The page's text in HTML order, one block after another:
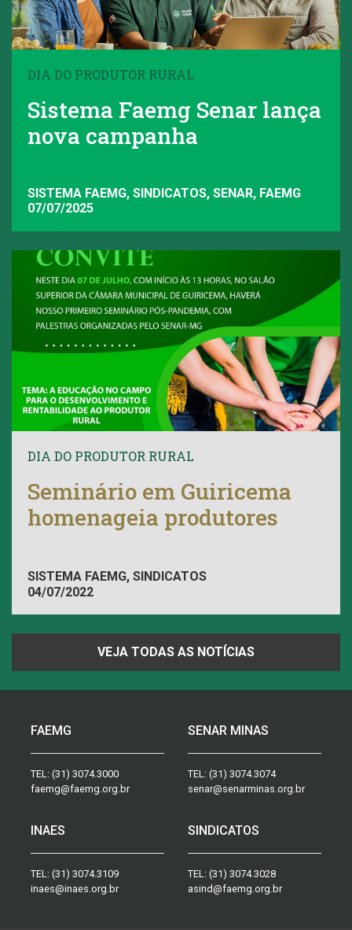
DIA DO PRODUTOR RURAL
Sistema Faemg Senar lança
nova campanha
SISTEMA FAEMG, SINDICATOS, SENAR, FAEMG
07/07/2025
DIA DO PRODUTOR RURAL
Seminário em Guiricema
homenageia produtores
SISTEMA FAEMG, SINDICATOS
04/07/2022
VEJA TODAS AS NOTÍCIAS
FAEMG
TEL: (31) 3074.3000
faemg@faemg.org.br
SENAR MINAS
TEL: (31) 3074.3074
senar@senarminas.org.br
INAES
TEL: (31) 3074.3109
inaes@inaes.org.br
SINDICATOS
TEL: (31) 3074.3028
asind@faemg.org.br